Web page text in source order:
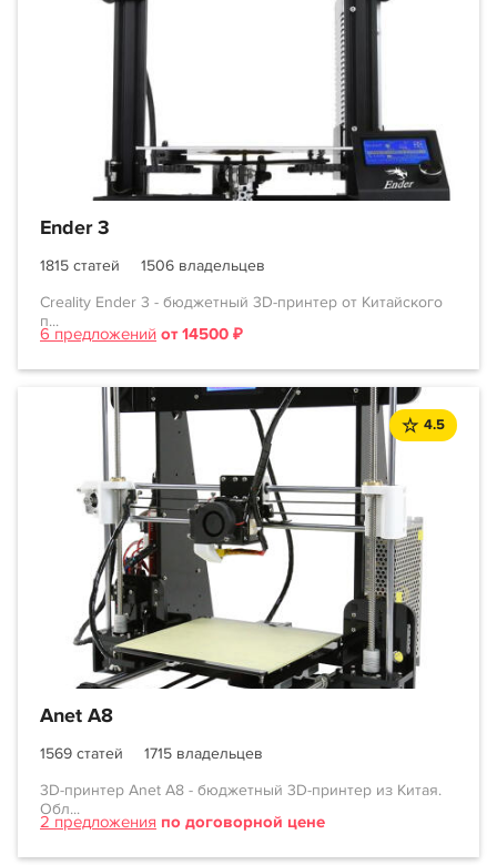
Ender 3
1815 статей
1506 владельцев
Creality Ender 3 - бюджетный 3D-принтер от Китайского
п...
6 предложений от 14500 ₽
4.5
Anet A8
1569 статей
1715 владельцев
3D-принтер Anet A8 - бюджетный 3D-принтер из Китая.
Обл...
2 предложения по договорной цене